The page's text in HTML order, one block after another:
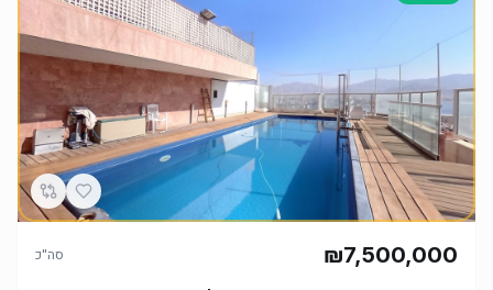
₪7,500,000 סה"כ